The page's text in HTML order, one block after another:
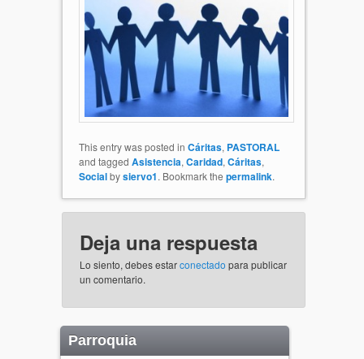
This entry was posted in Cáritas, PASTORAL
and tagged Asistencia, Caridad, Cáritas,
Socialbysiervo1. Bookmark the permalink.
Deja una respuesta
Lo siento, debes estarconectado para publicar
un comentario.
Parroquia